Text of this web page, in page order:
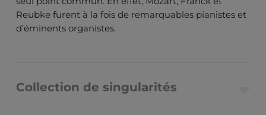
Reubke furent à la fois de remarquables pianistes et
d’éminents organistes.
Collection de singularités